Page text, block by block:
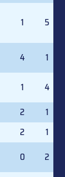
1 5
4 1
1
4
2
1
2
1
0 2